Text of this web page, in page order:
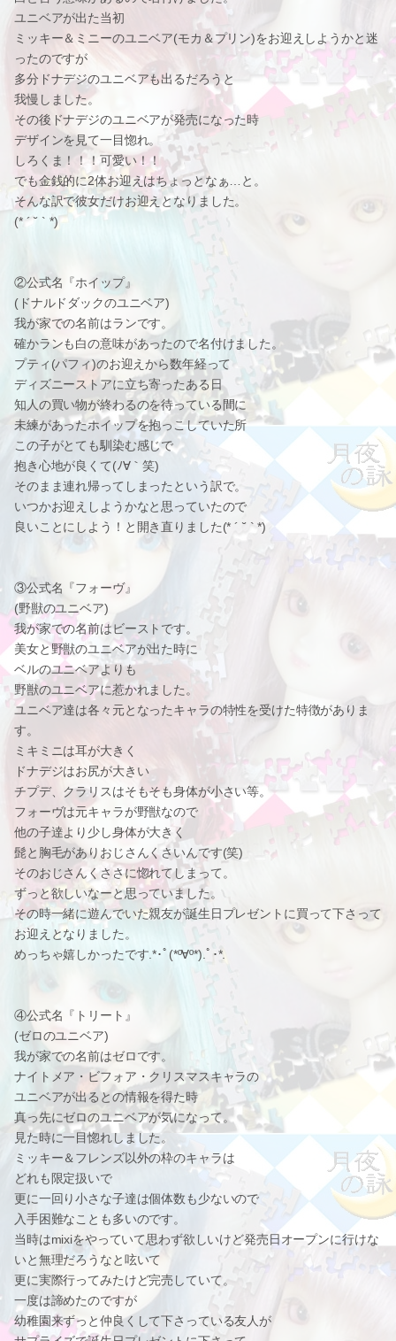
ユニベアが出た当初
ミッキー＆ミニーのユニベア(モカ＆プリン)をお迎えしようかと迷
ったのですが
多分ドナデジのユニベアも出るだろうと
我慢しました。
その後ドナデジのユニベアが発売になった時
デザインを見て一目惚れ。
しろくま！！！可愛い！！
でも金銭的に2体お迎えはちょっとなぁ…と。
そんな訳で彼女だけお迎えとなりました。
(* ´ ˘ ` *)
②公式名『ホイップ』
(ドナルドダックのユニベア)
我が家での名前はランです。
確かランも白の意味があったので名付けました。
プティ(パフィ)のお迎えから数年経って
ディズニーストアに立ち寄ったある日
知人の買い物が終わるのを待っている間に
未練があったホイップを抱っこしていた所
この子がとても馴染む感じで
抱き心地が良くて(ﾉ∀｀笑)
そのまま連れ帰ってしまったという訳で。
いつかお迎えしようかなと思っていたので
良いことにしよう！と開き直りました(* ´ ˘ ` *)
③公式名『フォーヴ』
(野獣のユニベア)
我が家での名前はビーストです。
美女と野獣のユニベアが出た時に
ベルのユニベアよりも
野獣のユニベアに惹かれました。
ユニベア達は各々元となったキャラの特性を受けた特徴がありま
す。
ミキミニは耳が大きく
ドナデジはお尻が大きい
チプデ、クラリスはそもそも身体が小さい等。
フォーヴは元キャラが野獣なので
他の子達より少し身体が大きく
髭と胸毛がありおじさんくさいんです(笑)
そのおじさんくささに惚れてしまって。
ずっと欲しいなーと思っていました。
その時一緒に遊んでいた親友が誕生日プレゼントに買って下さって
お迎えとなりました。
めっちゃ嬉しかったです.*･ﾟ(*º∀º*).ﾟ･*.
④公式名『トリート』
(ゼロのユニベア)
我が家での名前はゼロです。
ナイトメア・ビフォア・クリスマスキャラの
ユニベアが出るとの情報を得た時
真っ先にゼロのユニベアが気になって。
見た時に一目惚れしました。
ミッキー＆フレンズ以外の枠のキャラは
どれも限定扱いで
更に一回り小さな子達は個体数も少ないので
入手困難なことも多いのです。
当時はmixiをやっていて思わず欲しいけど発売日オープンに行けな
いと無理だろうなと呟いて
更に実際行ってみたけど完売していて。
一度は諦めたのですが
幼稚園来ずっと仲良くして下さっている友人が